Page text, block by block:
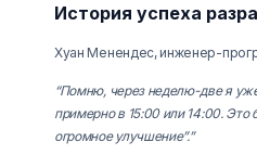
История успеха
Хуан Менендес, инженер-
“Помню, через неделю-две я
примерно в 15:00 или 14:00. Это
огромное улучшение”.”